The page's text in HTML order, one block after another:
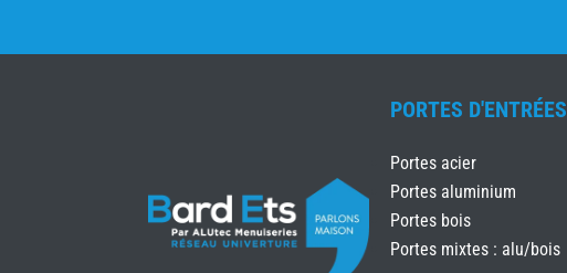
PORTES D'ENTRÉES
Portes acier
Portes aluminium
Portes bois
Portes mixtes : alu/bois